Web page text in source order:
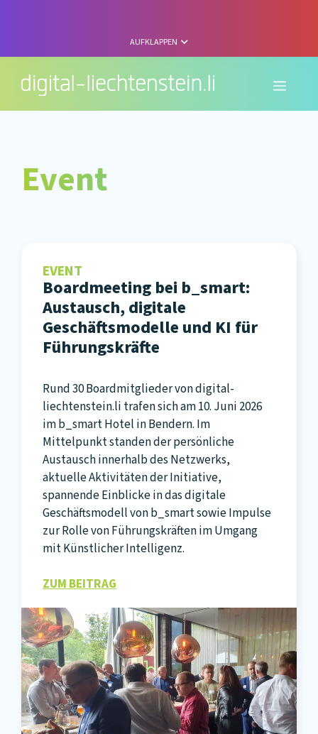
AUFKLAPPEN
Menü
Event
EVENT
Boardmeeting bei b_smart:
Austausch, digitale
Geschäftsmodelle und KI für
Führungskräfte
Rund 30 Boardmitglieder von digital-
liechtenstein.li trafen sich am 10. Juni 2026
im b_smart Hotel in Bendern. Im
Mittelpunkt standen der persönliche
Austausch innerhalb des Netzwerks,
aktuelle Aktivitäten der Initiative,
spannende Einblicke in das digitale
Geschäftsmodell von b_smart sowie Impulse
zur Rolle von Führungskräften im Umgang
mit Künstlicher Intelligenz.
ZUM BEITRAG